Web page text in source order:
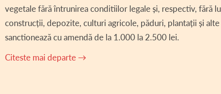
vegetale fără întrunirea conditiilor legale și, respectiv, fără
construcții, depozite, culturi agricole, păduri, plantații și
sanctionează cu amendă de la 1.000 la 2.500 lei.
Citeste mai departe →